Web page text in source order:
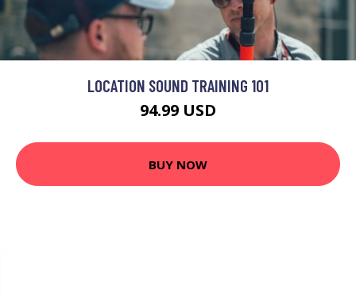
LOCATION SOUND TRAINING 101
94.99 USD
BUY NOW